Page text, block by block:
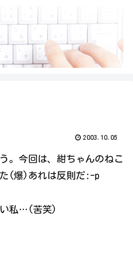
2003.10.05
。今回は、紺ちゃんのねこ
た(爆)あれは反則だ:-p
い私…(苦笑)